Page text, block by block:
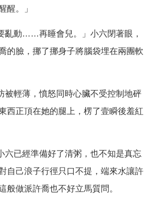
。」
……再睡會兒。」小六閉著眼，
的臉，挪了挪身子將腦袋埋在兩團軟
輕薄，憤怒同時心臟不受控制地砰
西正頂在她的腿上，楞了壹瞬後羞紅
已經準備好了清粥，也不知是真忘
自己浪子行徑只口不提，端來水讓許
般做派許喬也不好立馬質問。